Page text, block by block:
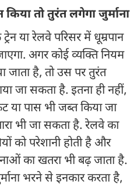
तो तुरंत लगेगा जुर्माना
या रेलवे परिसर में धूम्रपान
अगर कोई व्यक्ति नियम
जाता है, तो उस पर तुरंत
जा सकता है. इतना ही नहीं,
पास भी जब्त किया जा
भी जा सकता है. रेलवे का
को परेशानी होती है और
का खतरा भी बढ़ जाता है.
भरने से इनकार करता है,